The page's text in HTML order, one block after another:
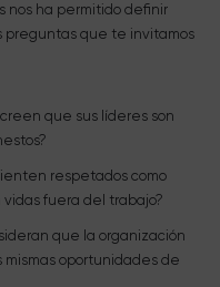
nos ha permitido definir
preguntas que te invitamos
que sus líderes son
respetados como
vidas fuera del trabajo?
que la organización
oportunidades de